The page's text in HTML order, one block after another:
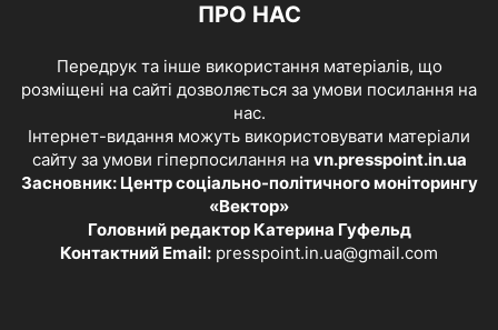
ПРО НАС
Передрук та інше використання матеріалів, що
розміщені на сайті дозволяється за умови посилання на
нас.
Інтернет-видання можуть використовувати матеріали
сайту за умови гіперпосилання на vn.presspoint.in.ua
Засновник: Центр соціально-політичного моніторингу
«Вектор»
Головний редактор Катерина Гуфельд
Контактний Email: presspoint.in.ua@gmail.com